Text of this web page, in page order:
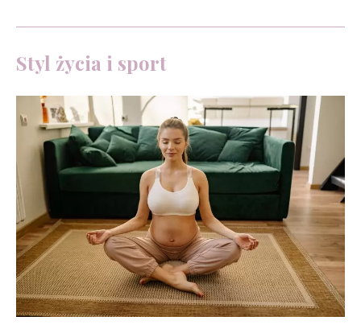
Styl życia i sport